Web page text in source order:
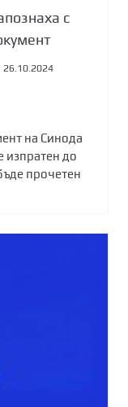
с
26.10.2024
на Синода
изпратен до
прочетен